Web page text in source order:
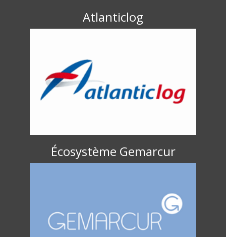
Atlanticlog
Écosystème Gemarcur